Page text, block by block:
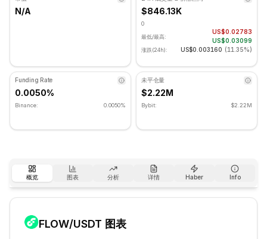
N/A $846.13K
0
最低/最高:
US$0.02783
US$0.03099
涨跌(24h): US$0.003160 (11.35%)
Funding Rate
0.0050%
Binance: 0.0050%
未平仓量
$2.22M
Bybit: $2.22M
概览 图表 分析 详情 Haber Info
FLOW/USDT 图表